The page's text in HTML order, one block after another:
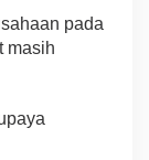
pada
masih